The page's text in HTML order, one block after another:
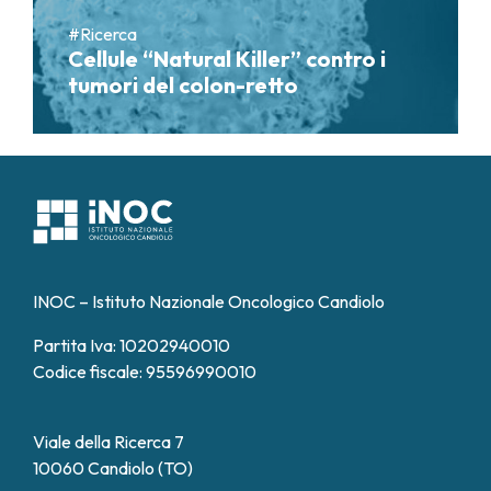
#Ricerca
Cellule “Natural Killer” contro i
tumori del colon-retto
INOC – Istituto Nazionale Oncologico Candiolo
Partita Iva: 10202940010
Codice fiscale: 95596990010
Viale della Ricerca 7
10060 Candiolo (TO)